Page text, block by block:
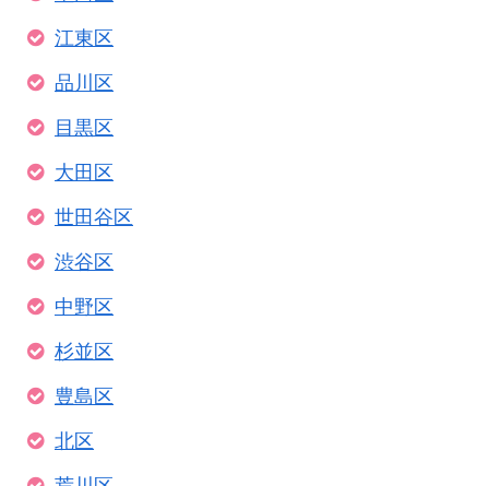
江東区
品川区
目黒区
大田区
世田谷区
渋谷区
中野区
杉並区
豊島区
北区